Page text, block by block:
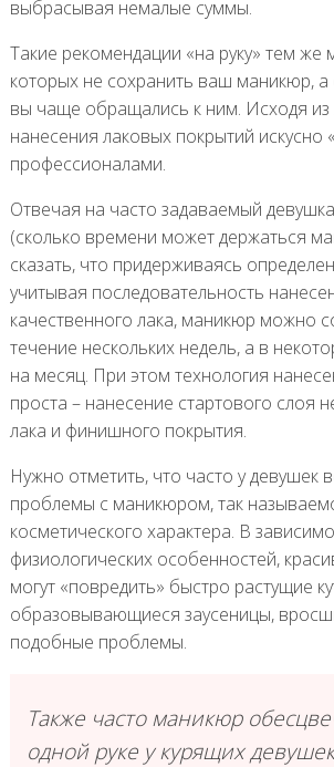
выбрасывая немалые суммы.
Такие рекомендации «на руку» тем же
которых не сохранить ваш маникюр, а
вы чаще обращались к ним. Исходя из
нанесения лаковых покрытий искусно
профессионалами.
Отвечая на часто задаваемый
(сколько времени может держаться
сказать, что придерживаясь
учитывая последовательность
качественного лака, маникюр можно
течение нескольких недель, а в
на месяц. При этом технология
проста – нанесение стартового слоя
лака и финишного покрытия.
Нужно отметить, что часто у девушек
проблемы с маникюром, так
косметического характера. В
физиологических особенностей,
могут «повредить» быстро растущие
образовывающиеся заусеницы,
подобные проблемы.
Также часто маникюр
одной руке у курящих